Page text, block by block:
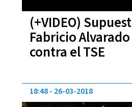
(+VIDEO)
Fabricio
contra el TSE
18:48 26-03-2018